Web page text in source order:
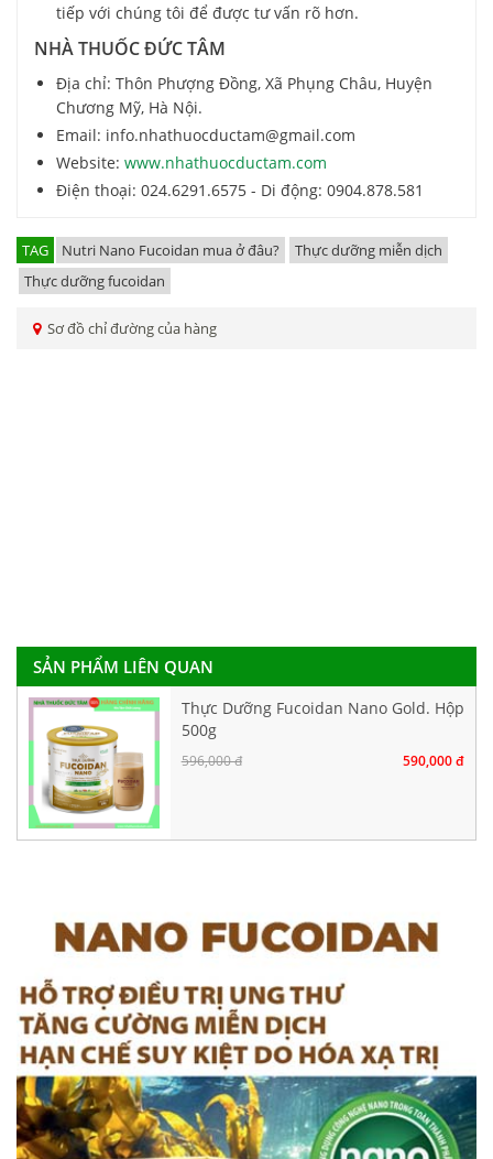
tiếp với chúng tôi để được tư vấn rõ hơn.
NHÀ THUỐC ĐỨC TÂM
Địa chỉ: Thôn Phượng Đồng, Xã Phụng Châu, Huyện
Chương Mỹ, Hà Nội.
Email: info.nhathuocductam@gmail.com
Website: www.nhathuocductam.com
Điện thoại: 024.6291.6575 - Di động: 0904.878.581
TAG Nutri Nano Fucoidan mua ở đâu?
Thực dưỡng miễn dịch
Thực dưỡng fucoidan
Sơ đồ chỉ đường của hàng
SẢN PHẨM LIÊN QUAN
Thực Dưỡng Fucoidan Nano Gold. Hộp
500g
596,000 đ 590,000 đ